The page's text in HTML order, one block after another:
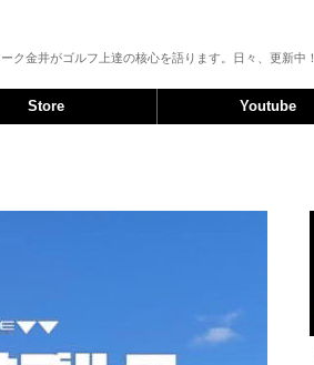
ク金井がゴルフ上達の核心を語ります。日々、更新中！
Store Youtube